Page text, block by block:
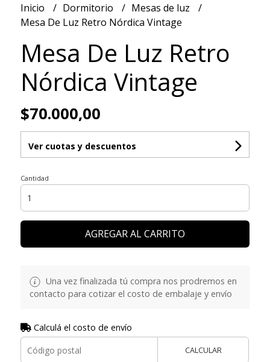
Inicio Dormitorio
Mesas de luz
Mesa De Luz Retro Nórdica Vintage
Mesa De Luz Retro
Nórdica Vintage
$70.000,00
Ver cuotas y descuentos
Cantidad
AGREGAR AL CARRITO
Una vez finalizada tú compra nos prodremos en
contacto para cotizar el costo de embalaje y envío
Calculá el costo de envío
CALCULAR